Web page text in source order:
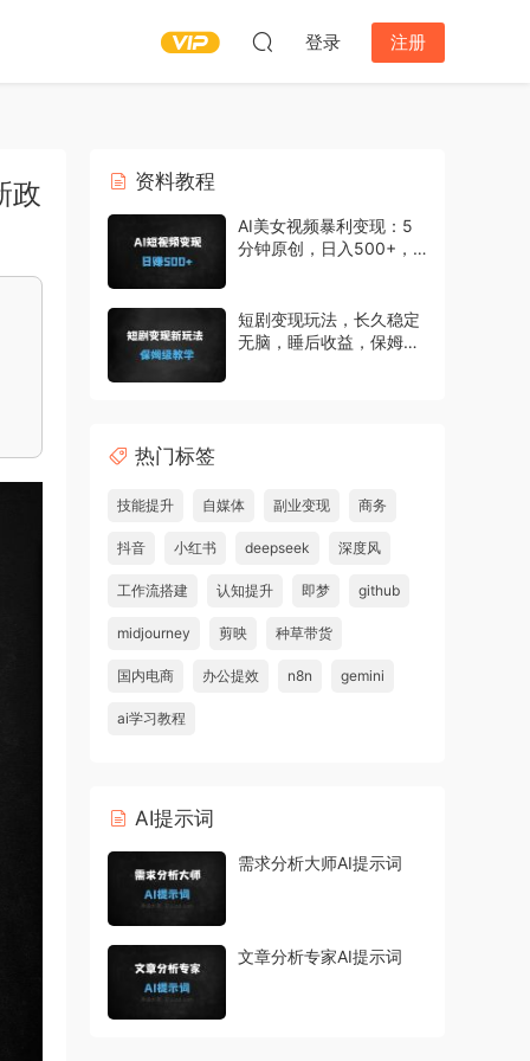
登录 注册
政 资料教程
AI美女视频暴利变现：5
分钟原创，日入500+，
短剧变现玩法，长久稳定
无脑，睡后收益，保姆级
热门标签
技能提升 自媒体 副业变现 商务
抖音 小红书 deepseek 深度风
工作流搭建 认知提升 即梦 github
midjourney 剪映 种草带货
国内电商 办公提效 n8n gemini
ai学习教程
AI提示词
需求分析大师AI提示词
文章分析专家AI提示词